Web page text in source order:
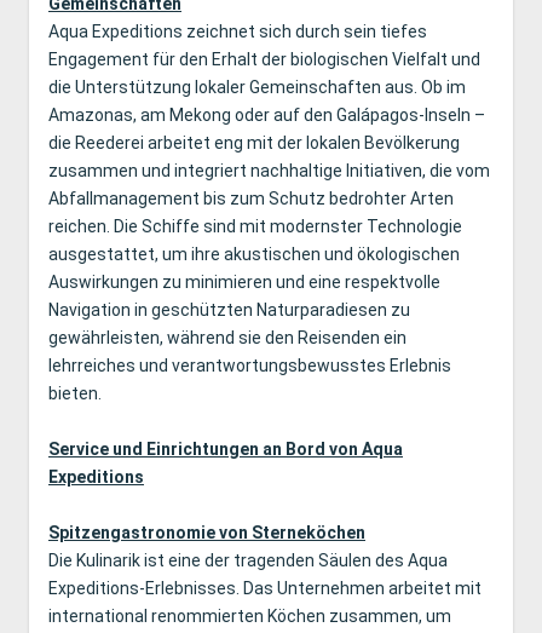
Gemeinschaften
Aqua Expeditions zeichnet sich durch sein tiefes
Engagement für den Erhalt der biologischen Vielfalt und
die Unterstützung lokaler Gemeinschaften aus. Ob im
Amazonas, am Mekong oder auf den Galápagos-Inseln –
die Reederei arbeitet eng mit der lokalen Bevölkerung
zusammen und integriert nachhaltige Initiativen, die vom
Abfallmanagement bis zum Schutz bedrohter Arten
reichen. Die Schiffe sind mit modernster Technologie
ausgestattet, um ihre akustischen und ökologischen
Auswirkungen zu minimieren und eine respektvolle
Navigation in geschützten Naturparadiesen zu
gewährleisten, während sie den Reisenden ein
lehrreiches und verantwortungsbewusstes Erlebnis
bieten.
Service und Einrichtungen an Bord von Aqua
Expeditions
Spitzengastronomie von Sterneköchen
Die Kulinarik ist eine der tragenden Säulen des Aqua
Expeditions-Erlebnisses. Das Unternehmen arbeitet mit
international renommierten Köchen zusammen, um